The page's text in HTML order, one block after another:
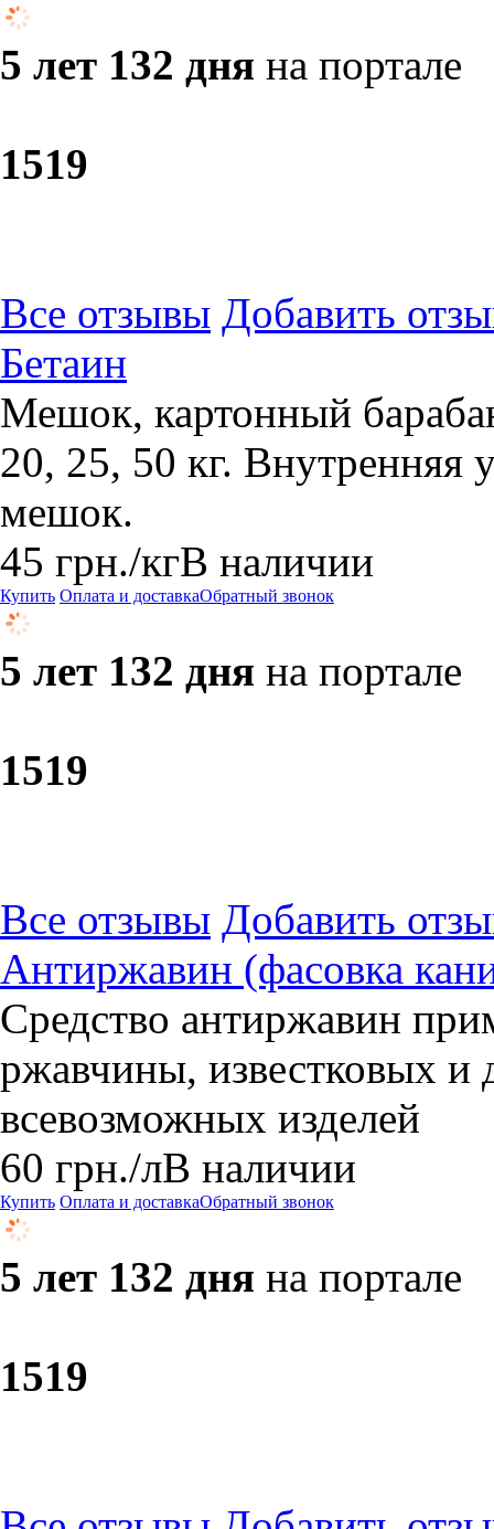
5 лет 132 дня на портале
1519
Все отзывы Добавить
Бетаин
Мешок, картонный
20, 25, 50 кг. Внутренняя
мешок.
45 грн./кгВ наличии
Купить Оплата и доставкаОбратный звонок
5 лет 132 дня на портале
1519
Все отзывы Добавить
Антиржавин (фасовка
Средство антиржавин
ржавчины, известковых и
всевозможных изделей
60 грн./лВ наличии
Купить Оплата и доставкаОбратный звонок
5 лет 132 дня на портале
1519